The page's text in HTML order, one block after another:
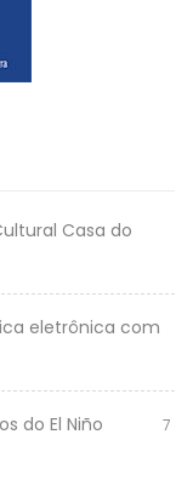
Casa do
eletrônica com
do El Niño
7